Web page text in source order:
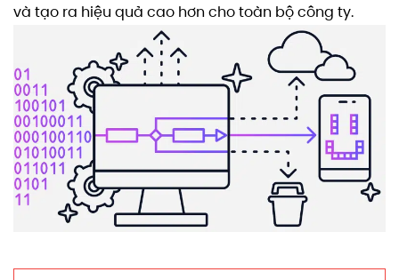
và tạo ra hiệu quả cao hơn cho toàn bộ công ty.